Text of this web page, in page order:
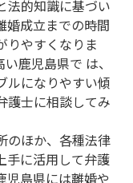
法的知識に基づい
婚成立までの時間
りやすくなりま
鹿児島県で は、
ルになりやすい傾
護士に相談してみ
のほか、各種法律
手に活用して弁護
児島県には離婚や